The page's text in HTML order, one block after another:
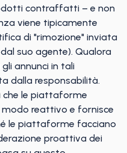
contraffatti – e non
viene tipicamente
di "rimozione" inviata
suo agente). Qualora
annunci in tali
dalla responsabilità.
le piattaforme
modo reattivo e fornisce
le piattaforme facciano
proattiva dei